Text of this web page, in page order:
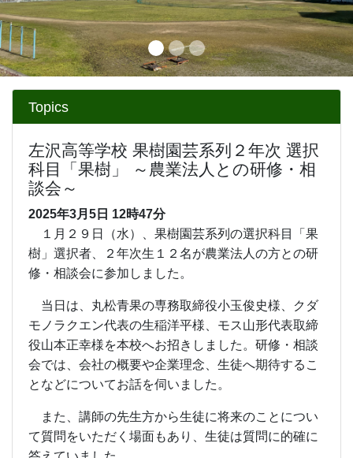
2025年3月5日12時47分
１月２９日（水）、果樹園芸系列の選択科目「果
樹」選択者、２年次生１２名が農業法人の方との研
修・相談会に参加しました。
当日は、丸松青果の専務取締役小玉俊史様、クダ
モノラクエン代表の生稲洋平様、モス山形代表取締
役山本正幸様を本校へお招きしました。研修・相談
会では、会社の概要や企業理念、生徒へ期待するこ
となどについてお話を伺いました。
また、講師の先生方から生徒に将来のことについ
て質問をいただく場面もあり、生徒は質問に的確に
答えていました。
いて深く知ることができた充実した時間となりまし
た。